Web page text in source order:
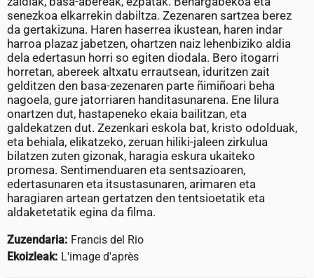
senezkoa elkarrekin dabiltza. Zezenaren sartzea berez
da gertakizuna. Haren haserrea ikustean, haren indar
harroa plazaz jabetzen, ohartzen naiz lehenbiziko aldia
dela edertasun horri so egiten diodala. Bero itogarri
horretan, abereek altxatu errautsean, iduritzen zait
gelditzen den basa-zezenaren parte ñimiñoari beha
nagoela, gure jatorriaren handitasunarena. Ene lilura
onartzen dut, hastapeneko ekaia bailitzan, eta
galdekatzen dut. Zezenkari eskola bat, kristo odolduak,
eta behiala, elikatzeko, zeruan hiliki-jaleen zirkulua
bilatzen zuten gizonak, haragia eskura ukaiteko
promesa. Sentimenduaren eta sentsazioaren,
edertasunaren eta itsustasunaren, arimaren eta
haragiaren artean gertatzen den tentsioetatik eta
aldaketetatik egina da filma.
Zuzendaria: Francis del Rio
Ekoizleak: L'image d'après